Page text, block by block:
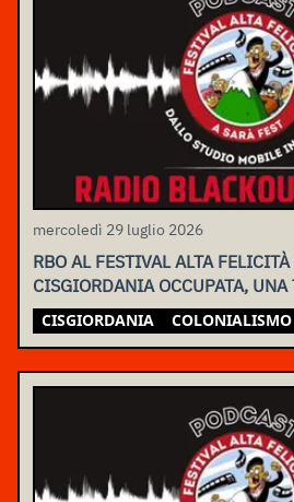
mercoledì 29 luglio 2026
RBO AL FESTIVAL ALTA
CISGIORDANIA OCCUPATA,
CISGIORDANIA